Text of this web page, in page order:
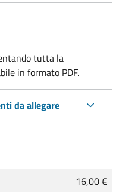
tutta la
in formato PDF.
da allegare
16,00 €